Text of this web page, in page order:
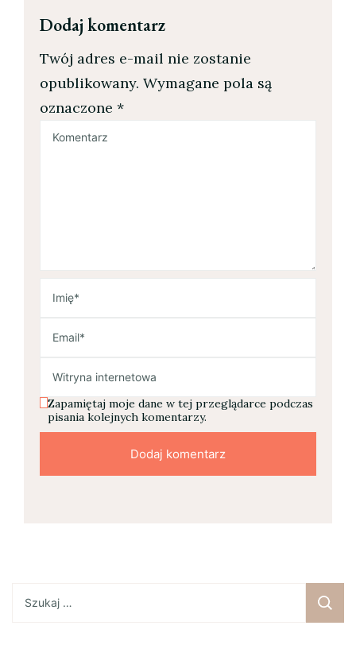
Dodaj komentarz
Twój adres e-mail nie zostanie
opublikowany. Wymagane pola są
oznaczone *
Zapamiętaj moje dane w tej przeglądarce podczas
pisania kolejnych komentarzy.